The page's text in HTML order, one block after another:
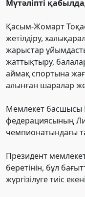
Мүтәліпті
Қасым-Жомарт
жетілдіру,
жарыстар
жаттықтыру,
аймақ спортына
алынған шаралар
Мемлекет басшысы
федерациясының
чемпионатындағы
Президент
беретінін, бұл
жүргізілуге тиіс